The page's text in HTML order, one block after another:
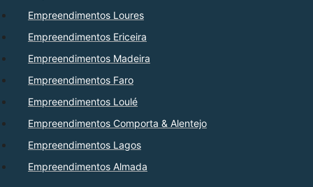
Empreendimentos Loures
Empreendimentos Ericeira
Empreendimentos Madeira
Empreendimentos Faro
Empreendimentos Loulé
Empreendimentos Comporta & Alentejo
Empreendimentos Lagos
Empreendimentos Almada